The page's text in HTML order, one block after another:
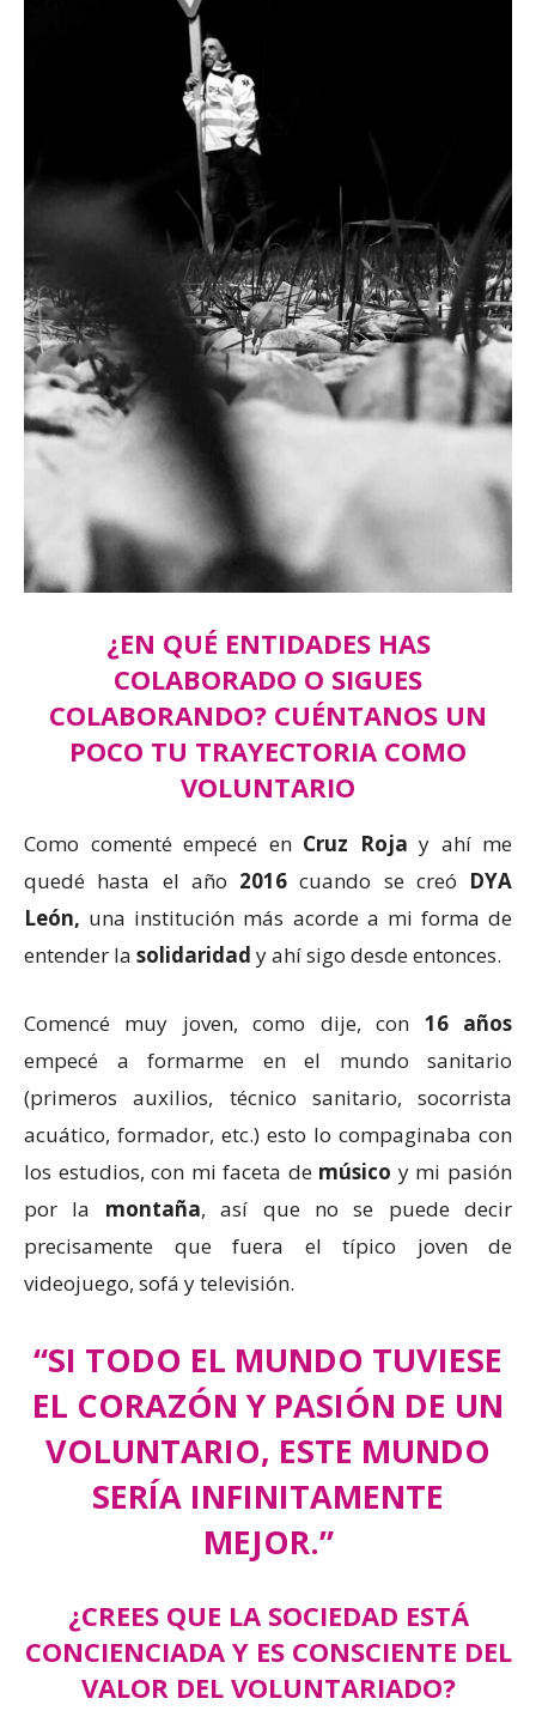
¿EN QUÉ ENTIDADES HAS
COLABORADO O SIGUES
COLABORANDO? CUÉNTANOS UN
POCO TU TRAYECTORIA COMO
VOLUNTARIO
Como comenté empecé en Cruz Roja y ahí me
quedé hasta el año 2016 cuando se creó DYA
León, una institución más acorde a mi forma de
entender la solidaridad y ahí sigo desde entonces.
Comencé muy joven, como dije, con 16 años
empecé a formarme en el mundo sanitario
(primeros auxilios, técnico sanitario, socorrista
acuático, formador, etc.) esto lo compaginaba con
los estudios, con mi faceta de músico y mi pasión
por la montaña, así que no se puede decir
precisamente que fuera el típico joven de
videojuego, sofá y televisión.
“SI TODO EL MUNDO TUVIESE
EL CORAZÓN Y PASIÓN DE UN
VOLUNTARIO, ESTE MUNDO
SERÍA INFINITAMENTE
MEJOR.”
¿CREES QUE LA SOCIEDAD ESTÁ
CONCIENCIADA Y ES CONSCIENTE DEL
VALOR DEL VOLUNTARIADO?